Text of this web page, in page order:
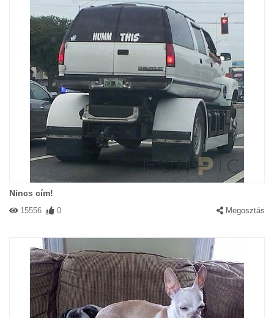
Nincs cím!
15556 0 Megosztás